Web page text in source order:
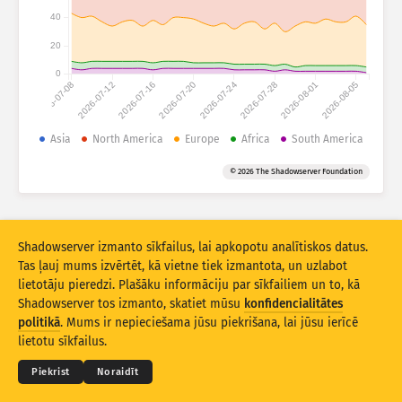
Palīdzība
Datu kopa
Robežvērtība
Tags
Stacking Salikta Pārklāta
Atjaunināt Atiestatīt
Lejupielādēt kā PNG
2026-07-082026-07-122026-07-162026-07-202026-07-242026-07-282026-08-012026-08-05
0
20
40
Asia North America Europe Africa South America
© 2026 The Shadowserver Foundation
© 2026THE SHADOWSERVER FOUNDATION
Konfidencialitāte un noteikumi
Kontakti
Izstrādātāji
Shadowserver izmanto sīkfailus, lai apkopotu analītiskos datus.
Tas ļauj mums izvērtēt, kā vietne tiek izmantota, un uzlabot
lietotāju pieredzi. Plašāku informāciju par sīkfailiem un to, kā
Shadowserver tos izmanto, skatiet mūsu konfidencialitātes
politikā. Mums ir nepieciešama jūsu piekrišana, lai jūsu ierīcē
lietotu sīkfailus.
Piekrist Noraidīt